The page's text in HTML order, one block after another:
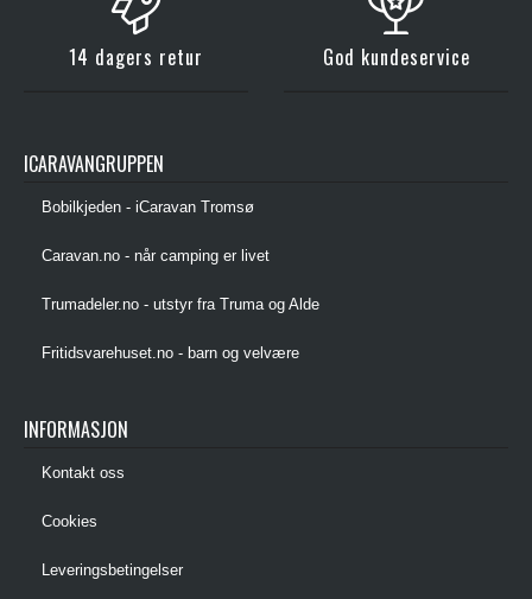
14 dagers retur God kundeservice
ICARAVANGRUPPEN
Bobilkjeden - iCaravan Tromsø
Caravan.no - når camping er livet
Trumadeler.no - utstyr fra Truma og Alde
Fritidsvarehuset.no - barn og velvære
INFORMASJON
Kontakt oss
Cookies
Leveringsbetingelser